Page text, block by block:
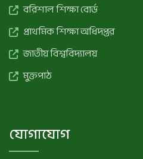
বরিশাল শিক্ষা বোর্ড
প্রাথমিক শিক্ষা অধিদপ্তর
জাতীয় বিশ্ববিদ্যালয়
মুক্তপাঠ
যোগাযোগ